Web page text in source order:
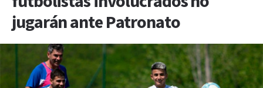
jugarán ante Patronato